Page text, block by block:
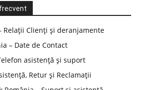
Relații Clienți și deranjamente
– Date de Contact
asistență și suport
Retur și Reclamații